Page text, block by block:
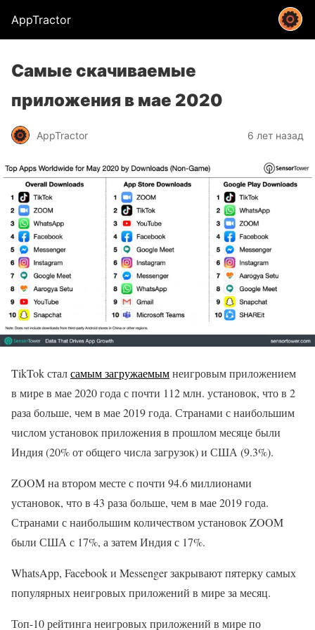
AppTractor
Самые скачиваемые
приложения в мае 2020
AppTractor 6 лет назад
TikTok сталсамым загружаемымнеигровым приложением
в мире в мае 2020 года с почти 112 млн. установок, что в 2
раза больше, чем в мае 2019 года. Странами с наибольшим
числом установок приложения в прошлом месяце были
Индия (20% от общего числа загрузок) и США (9.3%).
ZOOM на втором месте с почти 94.6 миллионами
установок, что в 43 раза больше, чем в мае 2019 года.
Странами с наибольшим количеством установок ZOOM
были США с 17%, а затем Индия с 17%.
WhatsApp, Facebook и Messenger закрывают пятерку самых
популярных неигровых приложений в мире за месяц.
Топ-10 рейтинга неигровых приложений в мире по